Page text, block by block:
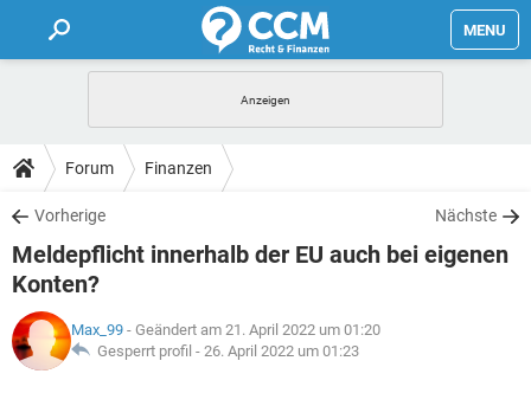
MENU
FORUM
TIPPS
LEXIKON
Forum Finanzen
Vorherige Nächste
Meldepflicht innerhalb der EU auch bei eigenen
Konten?
Max_99 - Geändert am 21. April 2022 um 01:20
Gesperrt profil - 26. April 2022 um 01:23